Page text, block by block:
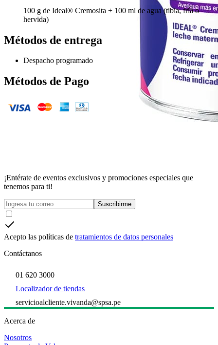
100 g de Ideal® Cremosita + 100 ml de agua (tibia, fría o
hervida)
Métodos de entrega
Despacho programado
Métodos de Pago
¡Entérate de eventos exclusivos y promociones especiales que
tenemos para ti!
Suscribirme
Acepto las políticas de tratamientos de datos personales
Contáctanos
01 620 3000
Localizador de tiendas
servicioalcliente.vivanda@spsa.pe
Acerca de
Nosotros